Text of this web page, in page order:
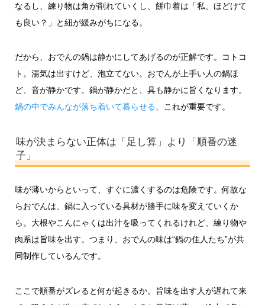
なるし、練り物は角が削れていくし、餅巾着は「私、ほどけて
も良い？」と紐が緩みがちになる。
だから、おでんの鍋は静かにしてあげるのが正解です。コトコ
ト。湯気は出すけど、泡立てない。おでんが上手い人の鍋ほ
ど、音が静かです。鍋が静かだと、具も静かに旨くなります。
鍋の中でみんなが落ち着いて暮らせる。 これが重要です。
味が決まらない正体は「足し算」より「順番の迷
子」
味が薄いからといって、すぐに濃くするのは危険です。何故な
らおでんは、鍋に入っている具材が勝手に味を変えていくか
ら。大根やこんにゃくは出汁を吸ってくれるけれど、練り物や
肉系は旨味を出す。つまり、おでんの味は“鍋の住人たち”が共
同制作しているんです。
ここで順番がズレると何が起きるか。旨味を出す人が遅れて来